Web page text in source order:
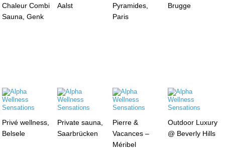
Chaleur Combi
Sauna, Genk
Aalst
Pyramides,
Paris
Brugge
Privé wellness,
Belsele
Private sauna,
Saarbrücken
Pierre &
Vacances –
Méribel
Outdoor Luxury
@ Beverly Hills